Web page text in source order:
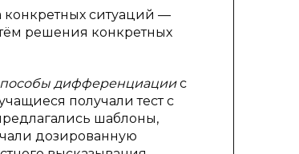
конкретных ситуаций —
решения конкретных
дифференциациис
получали тест с
шаблоны,
дозированную